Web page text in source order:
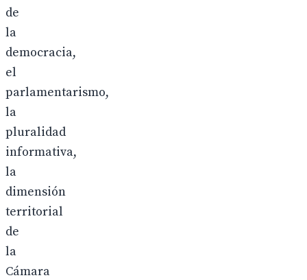
de
la
democracia,
el
parlamentarismo,
la
pluralidad
informativa,
la
dimensión
territorial
de
la
Cámara